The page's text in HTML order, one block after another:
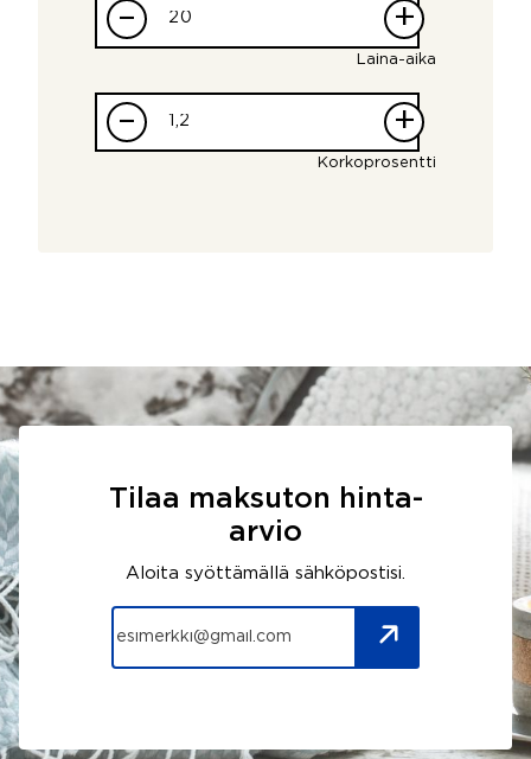
– +
Laina-aika
– +
Korkoprosentti
Tilaa maksuton hinta-
arvio
Aloita syöttämällä sähköpostisi.